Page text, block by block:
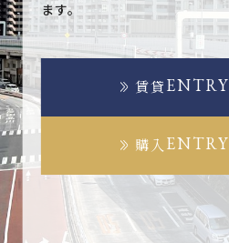
ます。
賃貸 ENTRY
購入 ENTRY